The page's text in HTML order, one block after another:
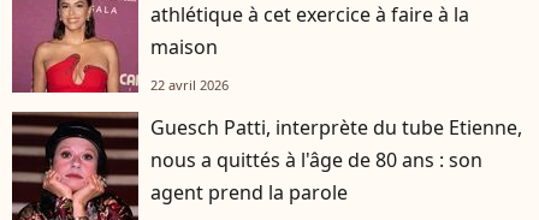
athlétique à cet exercice à faire à la
maison
22 avril 2026
Guesch Patti, interprète du tube Etienne,
nous a quittés à l'âge de 80 ans : son
agent prend la parole